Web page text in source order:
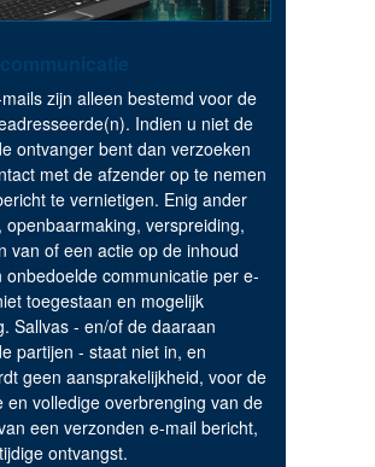
communicatie
zijn alleen bestemd voor de
Indien u niet de
ontvanger bent dan verzoeken
met de afzender op te nemen
te vernietigen. Enig ander
openbaarmaking, verspreiding,
van of een actie op de inhoud
onbedoelde communicatie per e-
toegestaan en mogelijk
Sallvas - en/of de daaraan
partijen - staat niet in, en
geen aansprakelijkheid, voor de
en volledige overbrenging van de
een verzonden e-mail bericht,
ontvangst.